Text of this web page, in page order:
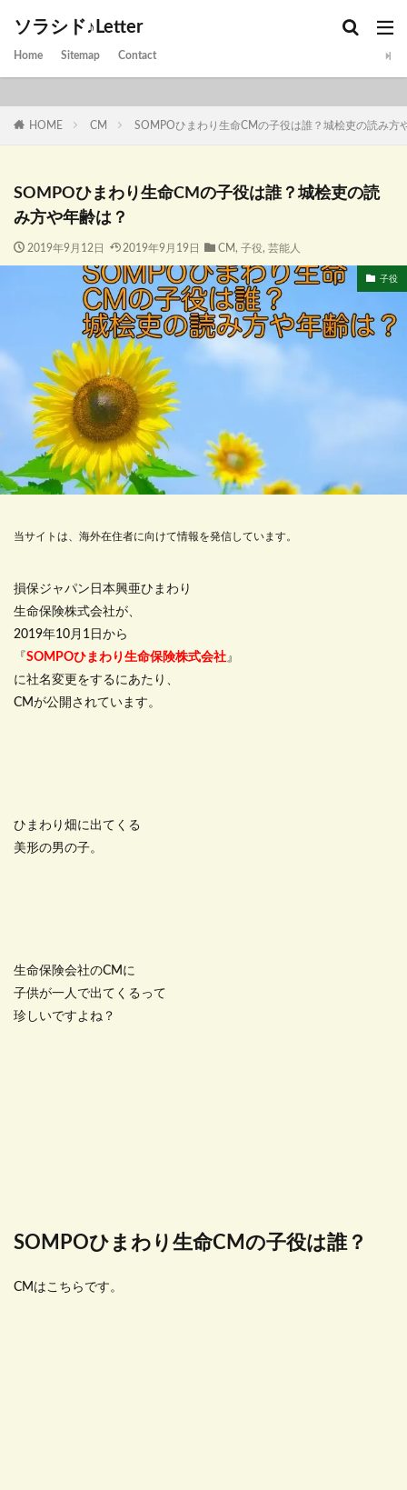
ソラシド♪Letter
Home Sitemap Contact
HOME CM SOMPOひまわり生命CMの子役は誰？城桧吏の読み方
SOMPOひまわり生命CMの子役は誰？城桧吏の読
み方や年齢は？
2019年9月12日 2019年9月19日 CM , 子役, 芸能人
子役
当サイトは、海外在住者に向けて情報を発信しています。
損保ジャパン日本興亜ひまわり
生命保険株式会社が、
2019年10月1日から
『 SOMPOひまわり生命保険株式会社』
に社名変更をするにあたり、
CMが公開されています。
ひまわり畑に出てくる
美形の男の子。
生命保険会社のCMに
子供が一人で出てくるって
珍しいですよね？
SOMPOひまわり生命CMの子役は誰？
CMはこちらです。